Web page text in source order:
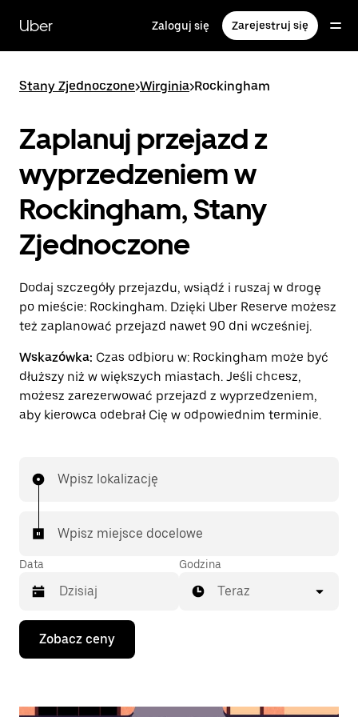
głównej
zawartości
Uber Zaloguj się Zarejestruj się
Stany Zjednoczone>Wirginia>Rockingham
Zaplanuj przejazd z
wyprzedzeniem w
Rockingham, Stany
Zjednoczone
Dodaj szczegóły przejazdu, wsiądź i ruszaj w drogę
po mieście: Rockingham. Dzięki Uber Reserve możesz
też zaplanować przejazd nawet 90 dni wcześniej.
Wskazówka: Czas odbioru w: Rockingham może być
dłuższy niż w większych miastach. Jeśli chcesz,
możesz zarezerwować przejazd z wyprzedzeniem,
aby kierowca odebrał Cię w odpowiednim terminie.
Wpisz lokalizację
Wpisz miejsce docelowe
Data
Naciśnij
klawisz
strzałki
Godzina
Teraz
Zobacz ceny